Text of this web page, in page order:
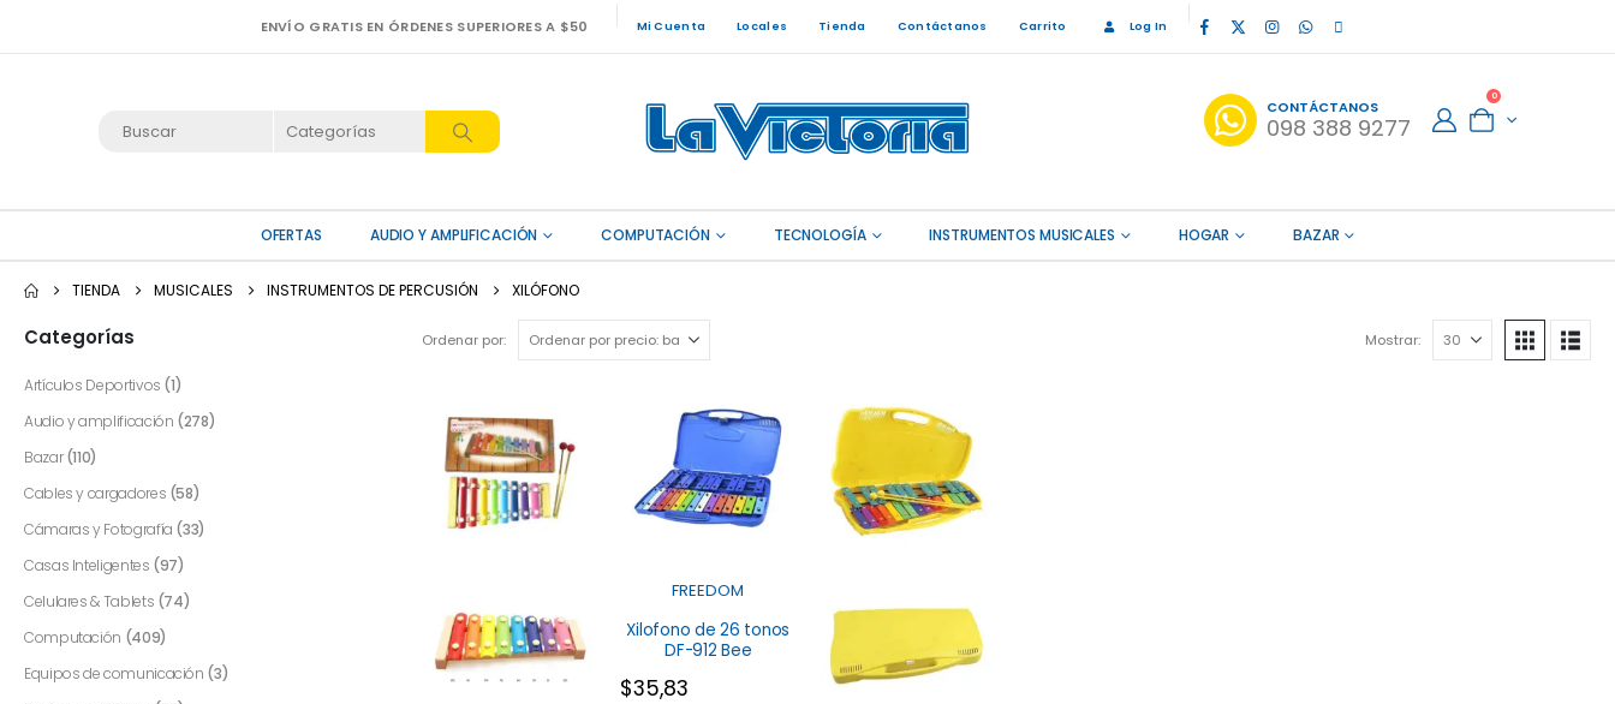
ENVÍO GRATIS EN ÓRDENES SUPERIORES A $50 Mi Cuenta Locales Tienda Contáctanos Carrito Log In
CONTÁCTANOS
098 388 9277
0
OFERTAS AUDIO Y AMPLIFICACIÓN COMPUTACIÓN TECNOLOGÍA INSTRUMENTOS MUSICALES HOGAR BAZAR
TIENDA MUSICALES INSTRUMENTOS DE PERCUSIÓN XILÓFONO
Ordenar por: Mostrar:
FREEDOM
Xilofono de 26 tonos
DF-912 Bee
$35,83
Categorías
Artículos Deportivos (1)
Audio y amplificación (278)
Bazar (110)
Cables y cargadores (58)
Cámaras y Fotografía (33)
Casas Inteligentes (97)
Celulares & Tablets (74)
Computación (409)
Equipos de comunicación (3)